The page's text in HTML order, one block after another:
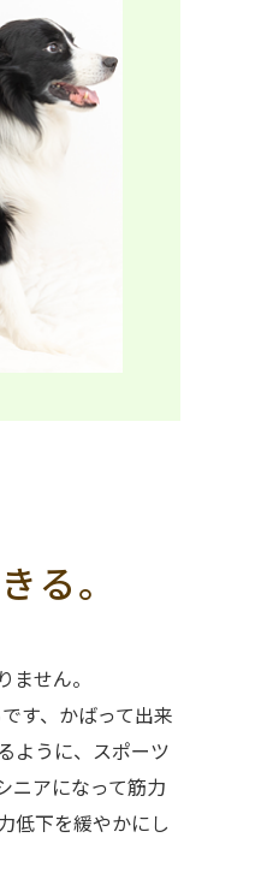
る。
ありません。
す、かばって出来
ように、スポーツ
ニアになって筋力
低下を緩やかにし